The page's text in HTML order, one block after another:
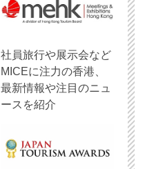
社員旅行や展示会など
MICEに注力の香港、
最新情報や注目のニュ
ースを紹介